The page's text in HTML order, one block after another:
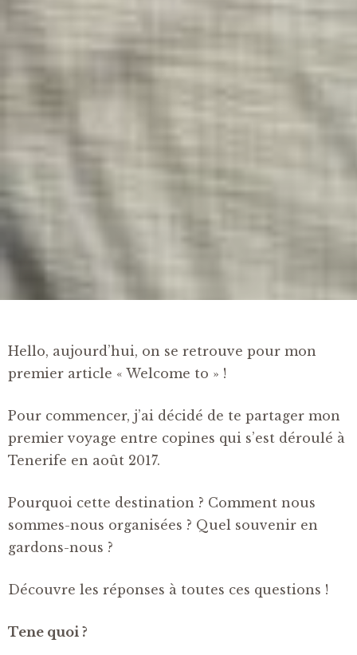
Hello, aujourd’hui, on se retrouve pour mon
premier article « Welcome to » !
Pour commencer, j’ai décidé de te partager mon
premier voyage entre copines qui s’est déroulé à
Tenerife en août 2017.
Pourquoi cette destination ? Comment nous
sommes-nous organisées ? Quel souvenir en
gardons-nous ?
Découvre les réponses à toutes ces questions !
Tene quoi ?